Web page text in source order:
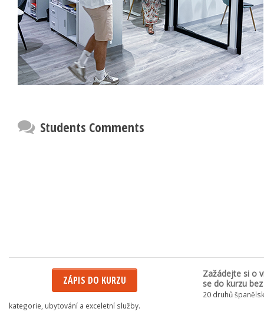
Students Comments
ZÁPIS DO KURZU
Zažádejte si o
se do kurzu
20 druhů
kategorie, ubytování a exceletní služby.